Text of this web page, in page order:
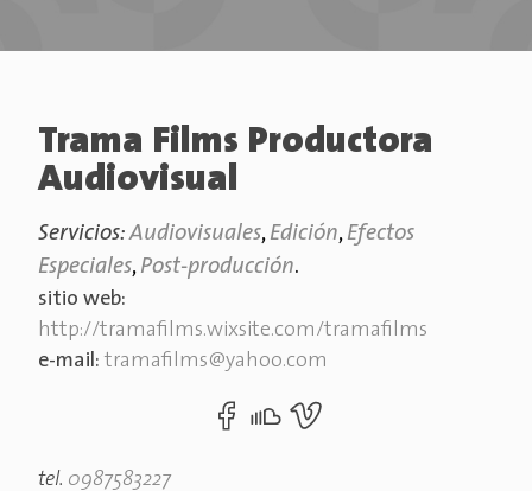
Trama Films Productora
Audiovisual
Servicios:Audiovisuales, Edición, Efectos
Especiales, Post-producción.
sitio web:
http://tramafilms.wixsite.com/tramafilms
e-mail: tramafilms@yahoo.com
tel. 0987583227